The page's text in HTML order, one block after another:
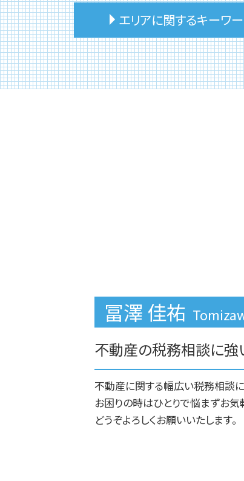
不動産相続 期限
建物 相続 名義変更
不動産相続 分割方法
不動産相続 評価額
不動産相続 名義変更
不動産相続 売却
エリアに関するキーワ
台東区 不動産相続活用
豊島区 不動産投資
豊島区 相続税 相談
文京区 不動産売却
豊島区 建物相続
文京区 借金返済不動産売却
文京区 相続税対策
冨澤 佳祐
不動産の税務相談に強
不動産に関する幅広い税務相談に
お困りの時はひとりで悩まずお気
どうぞよろしくお願いいたします。